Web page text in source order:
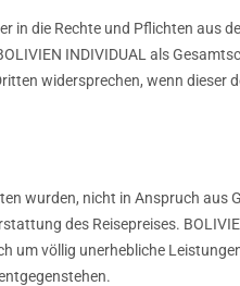
in die Rechte und Pflichten aus
INDIVIDUAL als
widersprechen, wenn
wurden, nicht in Anspruch aus
des Reisepreises.
um völlig unerhebliche